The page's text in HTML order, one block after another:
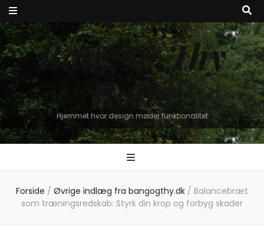
Bang & Thy
Bolig
Hjemmet hvor design møder funktionalitet
Forside / Øvrige indlæg fra bangogthy.dk / Balancebræt
som træningsredskab: Styrk din krop og forbyg skader